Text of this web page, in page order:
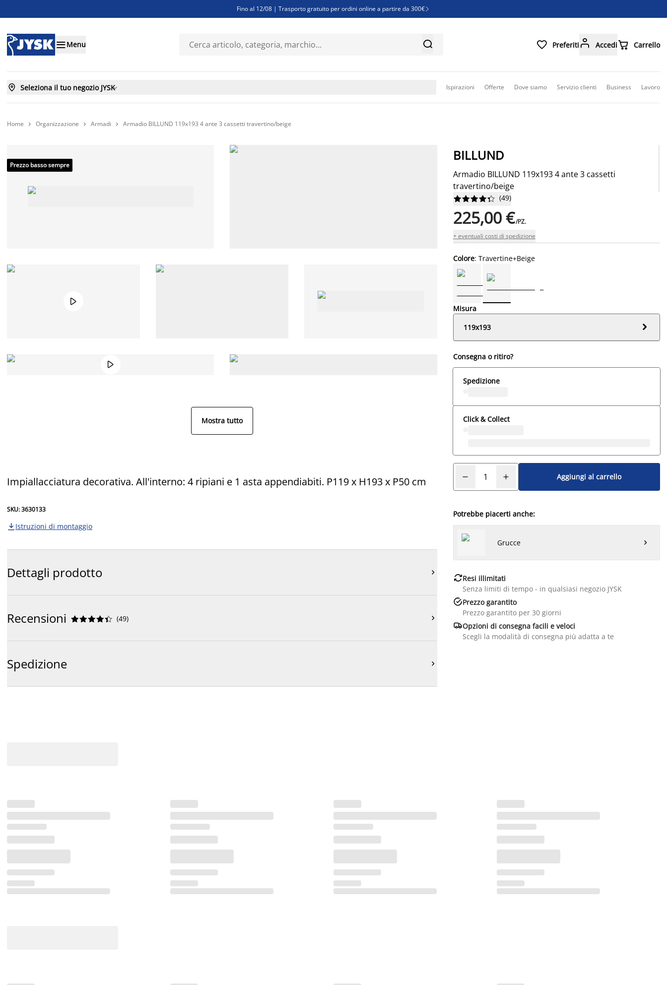
Fino al 12/08 | Trasporto gratuito per ordini online a partire da 300€ 
Finanziamenti - Scegli il piano di rimborso più adatto a te
Menu   Preferiti  Accedi Carrello
 Seleziona il tuo negozio JYSK Ispirazioni Offerte Dove siamo Servizio clienti Business Lavoro
Home  Organizzazione  Armadi  Armadio BILLUND 119x193 4 ante 3 cassetti travertino/beige
Prezzo basso sempre


Mostra tutto
Impiallacciatura decorativa. All'interno: 4 ripiani e 1 asta appendiabiti. P119 x H193 x P50 cm
SKU: 3630133
 Istruzioni di montaggio
Dettagli prodotto 
Recensioni 




 (49) 
Spedizione 
BILLUND
Armadio BILLUND 119x193 4 ante 3 cassetti
travertino/beige





 (49)
225,00 €/PZ.
+ eventuali costi di spedizione
Colore: Travertine+Beige
Misura
119x193

Consegna o ritiro?
Spedizione
Click & Collect
Aggiungi al carrello
Potrebbe piacerti anche:
Grucce 
Resi illimitati
Senza limiti di tempo - in qualsiasi negozio JYSK
Prezzo garantito
Prezzo garantito per 30 giorni
Opzioni di consegna facili e veloci
Scegli la modalità di consegna più adatta a te